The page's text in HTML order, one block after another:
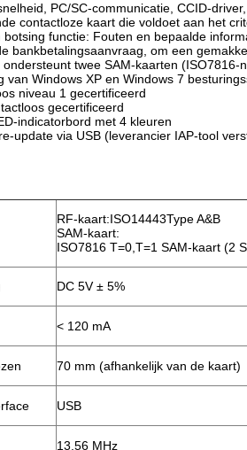
PC/SC-communicatie, CCID-
contactloze kaart die voldoet aan het
botsing functie: Fouten en bepaalde
bankbetalingsaanvraag, om een
ondersteunt twee SAM-kaarten (ISO7816-
van Windows XP en Windows 7
niveau 1 gecertificeerd
gecertificeerd
indicatorbord met 4 kleuren
update via USB (leverancier IAP-tool
RF-kaart:ISO14443Type A&B
SAM-kaart:
ISO7816 T=0,T=1 SAM-kaart (2
DC 5V ± 5%
< 120 mA
70 mm (afhankelijk van de kaart)
USB
13.56 MHz